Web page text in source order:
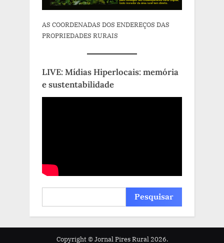
AS COORDENADAS DOS ENDEREÇOS DAS
PROPRIEDADES RURAIS
LIVE: Mídias Hiperlocais: memória
e sustentabilidade
Pesquisar
Copyright © Jornal Pires Rural 2026.